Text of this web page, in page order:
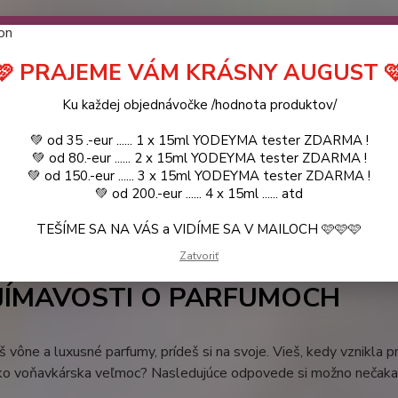
❤️ od .. 35 .-eur CENA PRODUKTOV si môžte vybrať ..
.. (TIE VŠAK TERBA VPÍSAŤ V SEKCII DODACE
a VIDÍME SA V MAILOCH a v Košiciach :) aj OSOBNE. 👋🤚👋 ..
KATALÓG Blog
Hľadať
ZAUJÍMAVOSTI O PARFUMOCH
O PARFUMOCH
vône a luxusné parfumy, prídeš si na svoje. Vieš, kedy vznikla
voňavkárska veľmoc? Nasledujúce odpovede si možno
PRAJEME VÁM KRÁSNY AUGUST
Ku každej objednávočke /hodnota produktov/
💚 od 35 .-eur ...... 1 x 15ml YODEYMA tester ZDARMA !
💚 od 80.-eur ...... 2 x 15ml YODEYMA tester ZDARMA !
💚 od 150.-eur ...... 3 x 15ml YODEYMA tester ZDARMA !
💚 od 200.-eur ...... 4 x 15ml ...... atd
TEŠÍME SA NA VÁS a VIDÍME SA V MAILOCH 🩷🩷🩷
Zatvoriť